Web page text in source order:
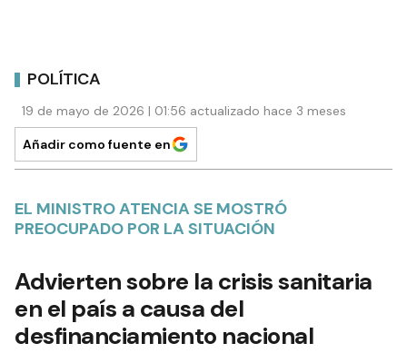
POLÍTICA
19 de mayo de 2026 | 01:56 actualizado hace 3 meses
Añadir como fuente en
EL MINISTRO ATENCIA SE MOSTRÓ
PREOCUPADO POR LA SITUACIÓN
Advierten sobre la crisis sanitaria
en el país a causa del
desfinanciamiento nacional